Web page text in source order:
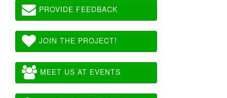
PROVIDE FEEDBACK
JOIN THE PROJECT!
MEET US AT EVENTS